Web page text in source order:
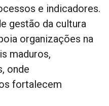
e indicadores.
gestão da cultura
organizações na
maduros,
onde
fortalecem